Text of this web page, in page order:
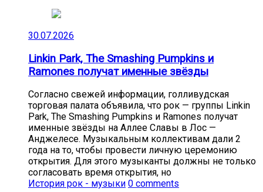
30.07.2026
Linkin Park, The Smashing Pumpkins и
Ramones получат именные звёзды
Согласно свежей информации, голливудская
торговая палата объявила, что рок — группы Linkin
Park, The Smashing Pumpkins и Ramones получат
именные звёзды на Аллее Славы в Лос —
Анджелесе. Музыкальным коллективам дали 2
года на то, чтобы провести личную церемонию
открытия. Для этого музыканты должны не только
согласовать время открытия, но
История рок - музыки 0 comments